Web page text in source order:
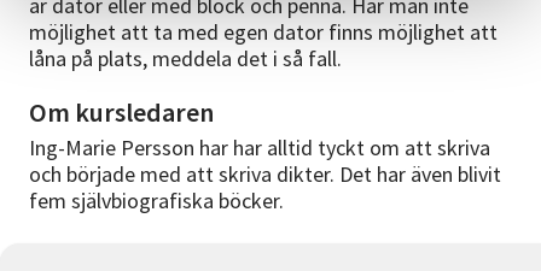
är dator eller med block och penna. Har man inte
möjlighet att ta med egen dator finns möjlighet att
låna på plats, meddela det i så fall.
Om kursledaren
Ing-Marie Persson har har alltid tyckt om att skriva
och började med att skriva dikter. Det har även blivit
fem självbiografiska böcker.